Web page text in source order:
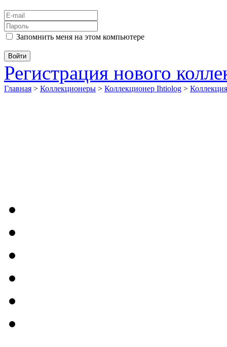
Запомнить меня на этом компьютере
Регистрация нового
Главная > Коллекционеры > Коллекционер Ihtiolog >